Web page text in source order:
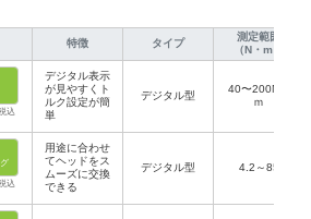
特徴 タイプ
測定範囲
（N・m）
込
デジタル表示
が見やすくト
ルク設定が簡
単
デジタル型
40〜200N・
ｍ
込
用途に合わせ
てヘッドをス
ムーズに交換
できる
デジタル型 4.2～85